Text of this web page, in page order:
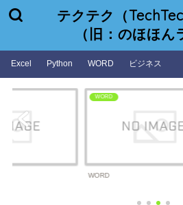
テクテク（
（旧：のほほん
Excel Python WORD ビジネス
WORD
WORD